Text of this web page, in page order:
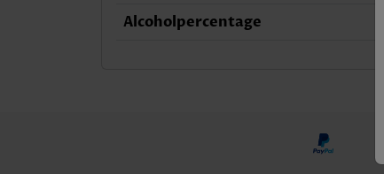
Alcoholpercentage